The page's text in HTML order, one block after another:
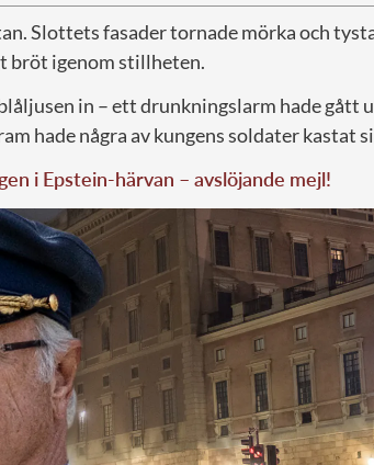
Slottets fasader tornade mörka och
bröt igenom stillheten.
in – ett drunkningslarm hade gått
hade några av kungens soldater kastat
i Epstein-härvan – avslöjande mejl!